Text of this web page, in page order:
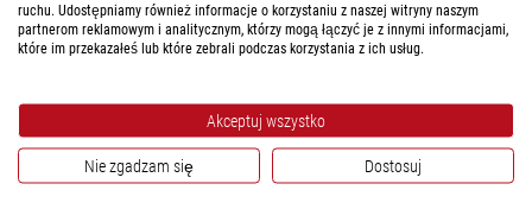
Baader
Adapter Zaciski okularowy ClickLock 1,25"/T-2i
$ 101,00
ruchu. Udostępniamy również informacje o korzystaniu z naszej witryny naszym
partnerom reklamowym i analitycznym, którzy mogą łączyć je z innymi informacjami,
które im przekazałeś lub które zebrali podczas korzystania z ich usług.
Akceptuj wszystko
Nie zgadzam się Dostosuj